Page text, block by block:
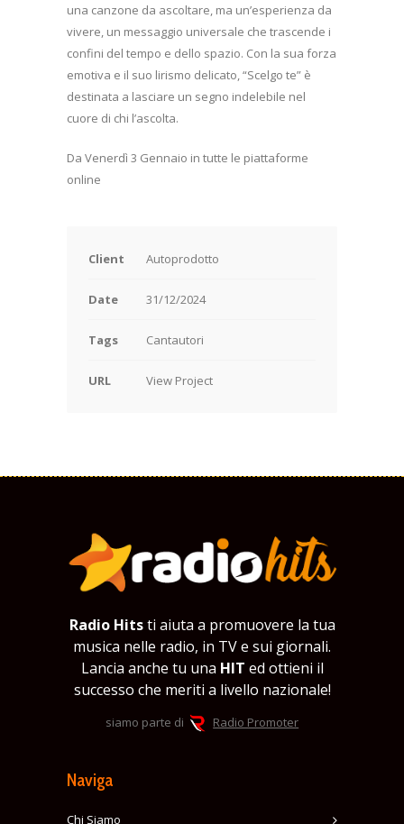
una canzone da ascoltare, ma un’esperienza da
vivere, un messaggio universale che trascende i
confini del tempo e dello spazio. Con la sua forza
emotiva e il suo lirismo delicato, “Scelgo te” è
destinata a lasciare un segno indelebile nel
cuore di chi l’ascolta.
Da Venerdì 3 Gennaio in tutte le piattaforme
online
Client Autoprodotto
Date 31/12/2024
Tags Cantautori
URL View Project
Radio Hitsti aiuta a promuovere la tua
musica nelle radio, in TV e sui giornali.
Lancia anche tu una HIT ed ottieni il
successo che meriti a livello nazionale!
siamo parte di Radio Promoter
Naviga
Chi Siamo